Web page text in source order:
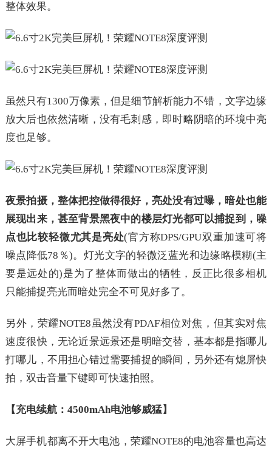
整体效果。
虽然只有1300万像素，但是细节解析能力不错，文字边缘
放大后也依然清晰，没有毛刺感，即时略阴暗的环境中亮
度也足够。
夜景拍摄，整体把控做得很好，亮处没有过曝，暗处也能
展现出来，甚至背景黑夜中的楼层灯光都可以捕捉到，噪
点也比较轻微尤其是亮处(官方称DPS/GPU双重加速可将
噪点降低78％)。灯光文字的轻微泛蓝光和边缘略模糊(主
要是远处的)是为了整体而做出的牺牲，反正比很多相机
只能捕捉亮光而暗处完全不可见好多了。
另外，荣耀NOTE8虽然没有PDAF相位对焦，但其实对焦
速度很快，无论近景远景还是明暗交替，基本都是指哪儿
打哪儿，不用担心错过需要捕捉的瞬间，另外还有熄屏快
拍，双击音量下键即可快速拍照。
【充电续航：4500mAh电池够威猛】
大屏手机都离不开大电池，荣耀NOTE8的电池容量也高达